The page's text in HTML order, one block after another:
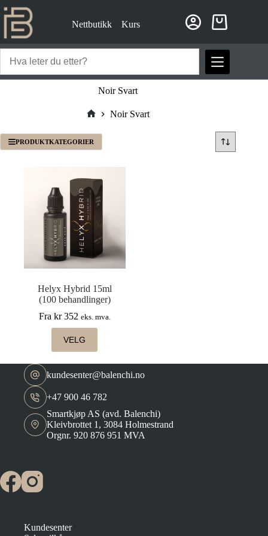
til
innholdet
Nettbutikk Kurs Handlekurv
Noir Svart
Noir Svart
PRODUKTKATEGORIER
Helyx Hybrid 15ml
(100 behandlinger)
Fra kr352 eks. mva.
VELGproduktet
har
flere
varianter.
kan
på
produktsiden
kundesenter@balenchi.no
+47 900 46 782
Smartkjøp AS (avd. Balenchi)
Kleivbrottet 1, 3084 Holmestrand
Orgnr. 920 876 951 MVA
Kundesenter